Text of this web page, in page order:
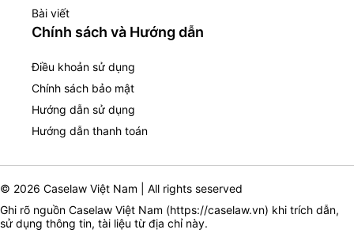
Bài viết
Chính sách và Hướng dẫn
Điều khoản sử dụng
Chính sách bảo mật
Hướng dẫn sử dụng
Hướng dẫn thanh toán
© 2026 Caselaw Việt Nam | All rights seserved
Ghi rõ nguồn Caselaw Việt Nam (https://caselaw.vn) khi trích dẫn,
sử dụng thông tin, tài liệu từ địa chỉ này.